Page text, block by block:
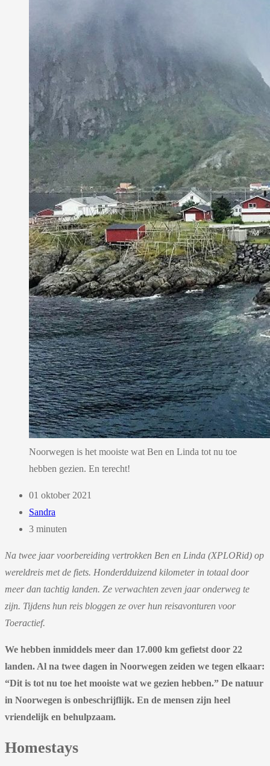
Noorwegen is het mooiste wat Ben en Linda tot nu toe
hebben gezien. En terecht!
01 oktober 2021
Sandra
3 minuten
Na twee jaar voorbereiding vertrokken Ben en Linda (XPLORid) op
wereldreis met de fiets. Honderdduizend kilometer in totaal door
meer dan tachtig landen. Ze verwachten zeven jaar onderweg te
zijn. Tijdens hun reis bloggen ze over hun reisavonturen voor
Toeractief.
We hebben inmiddels meer dan 17.000 km gefietst door 22
landen. Al na twee dagen in Noorwegen zeiden we tegen elkaar:
“Dit is tot nu toe het mooiste wat we gezien hebben.” De natuur
in Noorwegen is onbeschrijflijk. En de mensen zijn heel
vriendelijk en behulpzaam.
Homestays